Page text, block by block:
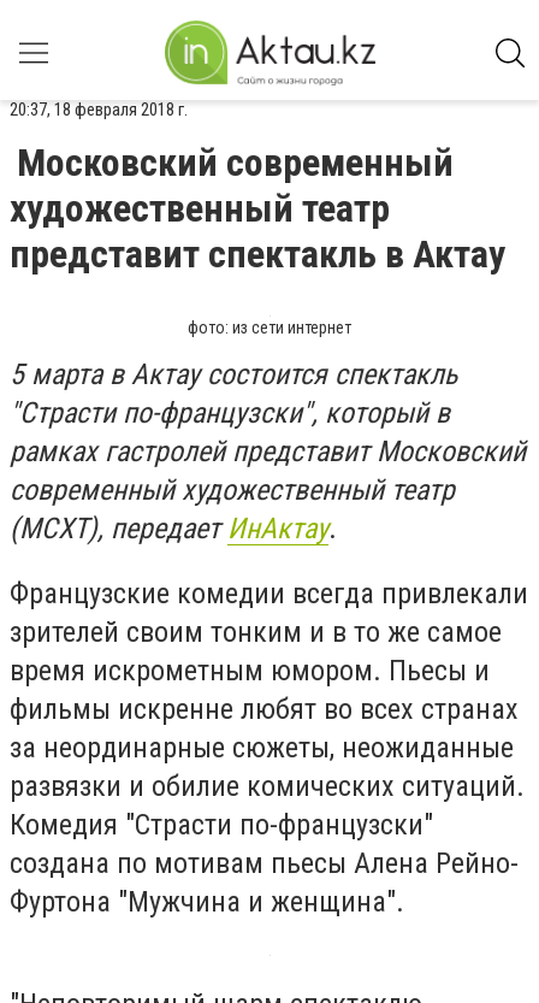
20:37, 18 февраля 2018 г.
Московский современный
художественный театр
представит спектакль в Актау
фото: из сети интернет
5 марта в Актау состоится спектакль
"Страсти по-французски", который в
рамках гастролей представит Московский
современный художественный театр
(МСХТ), передаетИнАктау.
Французские комедии всегда привлекали
зрителей своим тонким и в то же самое
время искрометным юмором. Пьесы и
фильмы искренне любят во всех странах
за неординарные сюжеты, неожиданные
развязки и обилие комических ситуаций.
Комедия "Страсти по-французски"
создана по мотивам пьесы Алена Рейно-
Фуртона "Мужчина и женщина".